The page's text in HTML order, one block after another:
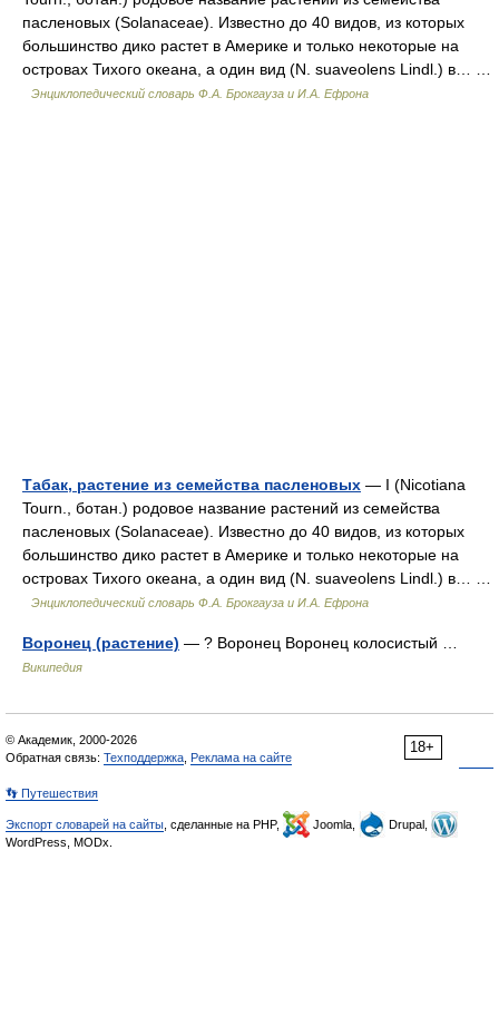
пасленовых (Solanaceae). Известно до 40 видов, из которых
большинство дико растет в Америке и только некоторые на
островах Тихого океана, а один вид (N. suaveolens Lindl.) в… …
Энциклопедический словарь Ф.А. Брокгауза и И.А. Ефрона
Табак, растение из семейства пасленовых — I (Nicotiana
Tourn., ботан.) родовое название растений из семейства
пасленовых (Solanaceae). Известно до 40 видов, из которых
большинство дико растет в Америке и только некоторые на
островах Тихого океана, а один вид (N. suaveolens Lindl.) в… …
Энциклопедический словарь Ф.А. Брокгауза и И.А. Ефрона
Воронец (растение) — ? Воронец Воронец колосистый …
Википедия
18+
© Академик, 2000-2026
Обратная связь: Техподдержка Реклама на сайте
👣 Путешествия
Экспорт словарей на сайты , сделанные на PHP, Joomla,
Drupal,
WordPress, MODx.